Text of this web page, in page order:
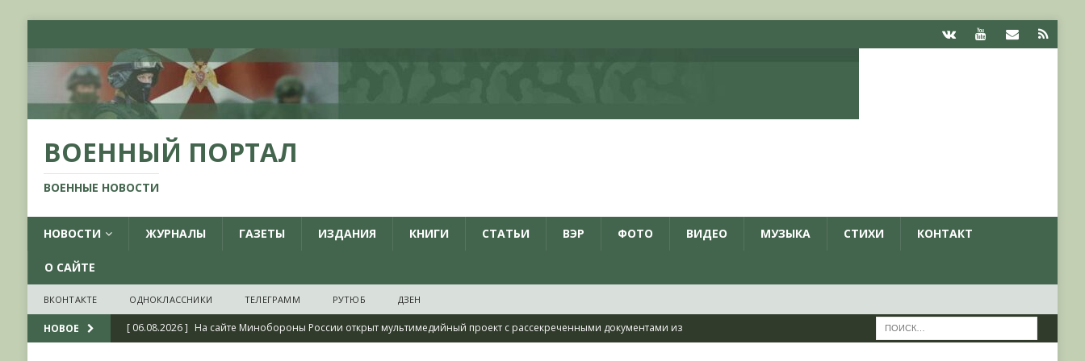
ВОЕННЫЙ ПОРТАЛ
ВОЕННЫЕ НОВОСТИ
НОВОСТИ ЖУРНАЛЫ ГАЗЕТЫ ИЗДАНИЯ КНИГИ СТАТЬИ ВЭР ФОТО ВИДЕО МУЗЫКА СТИХИ КОНТАКТ
О САЙТЕ
ВКОНТАКТЕ ОДНОКЛАССНИКИ ТЕЛЕГРАММ РУТЮБ ДЗЕН
НОВОЕ [ 06.08.2026 ] На сайте Минобороны России открыт мультимедийный проект с рассекреченными документами из